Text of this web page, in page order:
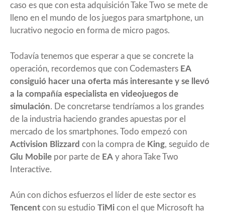
caso es que con esta adquisición Take Two se mete de
lleno en el mundo de los juegos para smartphone, un
lucrativo negocio en forma de micro pagos.
Todavía tenemos que esperar a que se concrete la
operación, recordemos que con Codemasters EA
consiguió hacer una oferta más interesante y se llevó
a la compañía especialista en videojuegos de
simulación. De concretarse tendríamos a los grandes
de la industria haciendo grandes apuestas por el
mercado de los smartphones. Todo empezó con
Activision Blizzard con la compra de King, seguido de
Glu Mobile por parte de EA y ahora Take Two
Interactive.
Aún con dichos esfuerzos el líder de este sector es
Tencent con su estudio TiMi con el que Microsoft ha